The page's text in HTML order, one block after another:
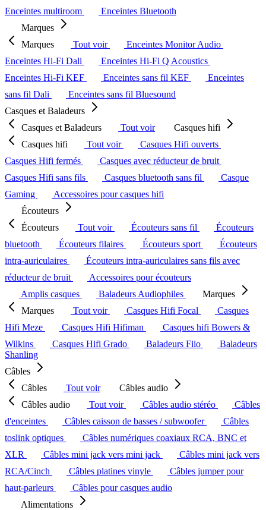
Enceintes multiroom
Enceintes Bluetooth
Marques
Marques
Tout voir
Enceintes Monitor Audio
Enceintes Hi-Fi Dali
Enceintes Hi-Fi Q Acoustics
Enceintes Hi-Fi KEF
Enceintes sans fil KEF
Enceintes
sans fil Dali
Enceintes sans fil Bluesound
Casques et Baladeurs
Casques et Baladeurs
Tout voir
Casques hifi
Casques hifi
Tout voir
Casques Hifi ouverts
Casques Hifi fermés
Casques avec réducteur de bruit
Casques Hifi sans fils
Casques bluetooth sans fil
Casque
Gaming
Accessoires pour casques hifi
Écouteurs
Écouteurs
Tout voir Écouteurs sans fil
Écouteurs
bluetooth
Écouteurs filaires Écouteurs sport
Écouteurs
intra-auriculaires
Écouteurs intra-auriculaires sans fils avec
réducteur de bruit
Accessoires pour écouteurs
Amplis casques
Baladeurs Audiophiles
Marques
Marques
Tout voir Casques Hifi Focal
Casques
Hifi Meze
Casques Hifi Hifiman
Casques hifi Bowers &
Wilkins
Casques Hifi Grado Baladeurs Fiio
Baladeurs
Shanling
Câbles
Câbles
Tout voir
Câbles audio
Câbles audio
Tout voir Câbles audio stéréo
Câbles
d'enceintes
Câbles caisson de basses / subwoofer
Câbles
toslink optiques
Câbles numériques coaxiaux RCA, BNC et
XLR
Câbles mini jack vers mini jack
Câbles mini jack vers
RCA/Cinch
Câbles platines vinyle
Câbles jumper pour
haut-parleurs
Câbles pour casques audio
Alimentations